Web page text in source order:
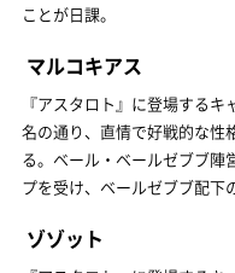
ことが日課。
マルコキアス
『アスタロト』に登場する
名の通り、直情で好戦的な性
る。ベール・ベールゼブブ陣
プを受け、ベールゼブブ配下
ゾゾット